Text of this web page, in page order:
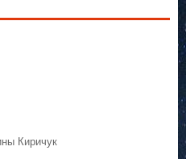
Киричук